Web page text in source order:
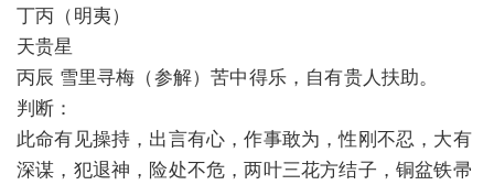
丁丙（明夷）
天贵星
丙辰 雪里寻梅（参解）苦中得乐，自有贵人扶助。
判断：
此命有见操持，出言有心，作事敢为，性刚不忍，大有
深谋，犯退神，险处不危，两叶三花方结子，铜盆铁帚